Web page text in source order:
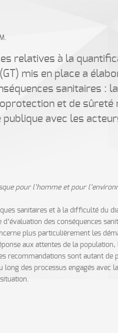
relatives à la
mis en place a
sanitaires :
et de sûreté
avec les
pour l’homme et pour
sanitaires et à la difficulté du
des conséquences
plus particulièrement les
aux attentes de la population,
recommandations sont autant de
des processus engagés avec